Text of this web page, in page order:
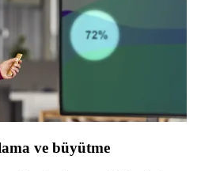
ve büyütme